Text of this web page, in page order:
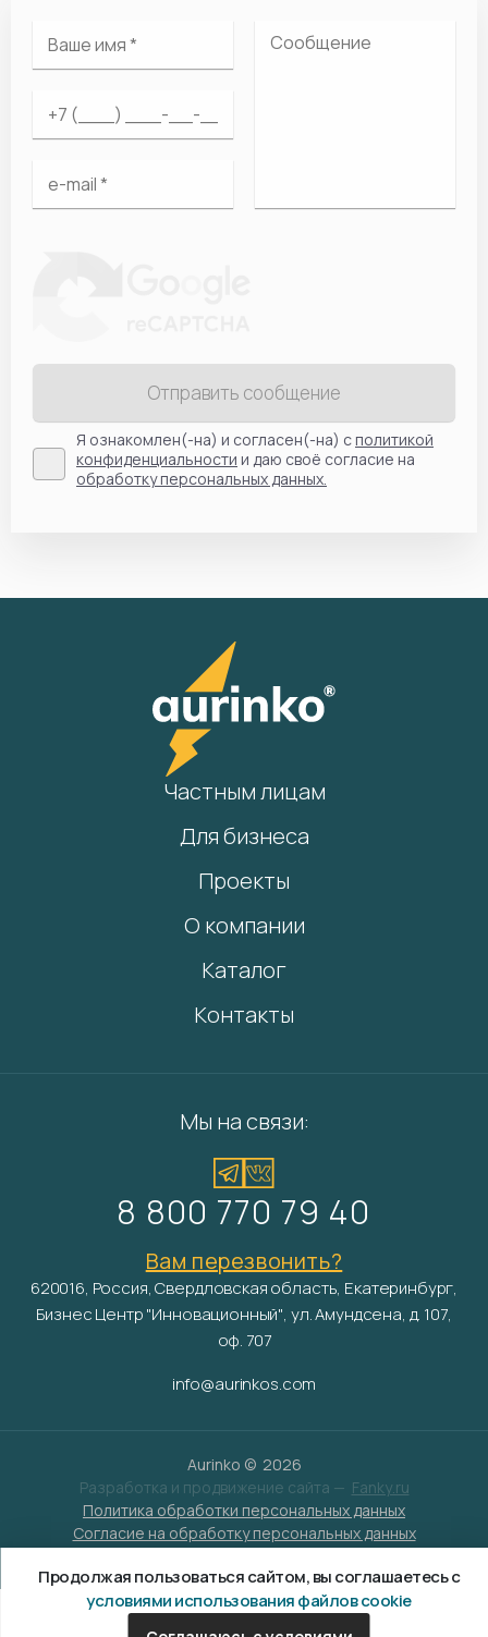
Отправить сообщение
Я ознакомлен(-на) и согласен(-на) сполитикой
конфиденциальности и даю своё согласие на
обработку персональных данных.
Частным лицам
Для бизнеса
Проекты
О компании
Каталог
Контакты
Мы на связи:
8 800 770 79 40
Вам перезвонить?
620016, Россия, Свердловская область, Екатеринбург,
Бизнес Центр "Инновационный", ул. Амундсена, д. 107,
оф. 707
info@aurinkos.com
Aurinko © 2026
Разработка и продвижение сайта — Fanky.ru
Политика обработки персональных данных
Согласие на обработку персональных данных
Продолжая пользоваться сайтом, вы соглашаетесь с
условиями использования файлов cookie